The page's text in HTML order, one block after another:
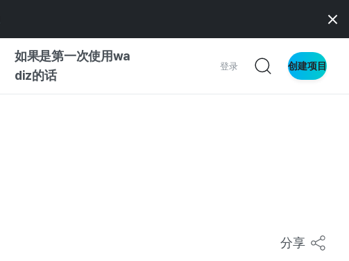
如果是第一次使用wa
diz的话
登录 创建项目
分享